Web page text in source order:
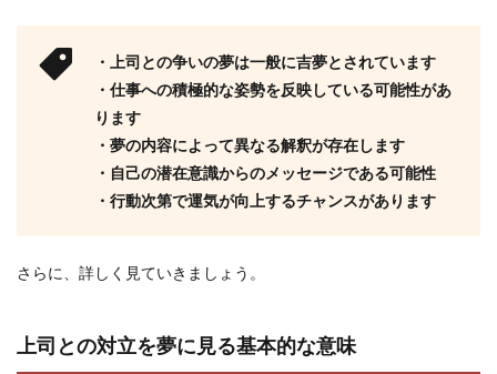
・上司との争いの夢は一般に吉夢とされています
・仕事への積極的な姿勢を反映している可能性があ
ります
・夢の内容によって異なる解釈が存在します
・自己の潜在意識からのメッセージである可能性
・行動次第で運気が向上するチャンスがあります
さらに、詳しく見ていきましょう。
上司との対立を夢に見る基本的な意味